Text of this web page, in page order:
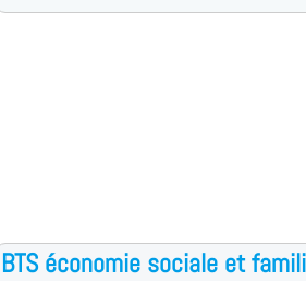
BTS économie sociale et